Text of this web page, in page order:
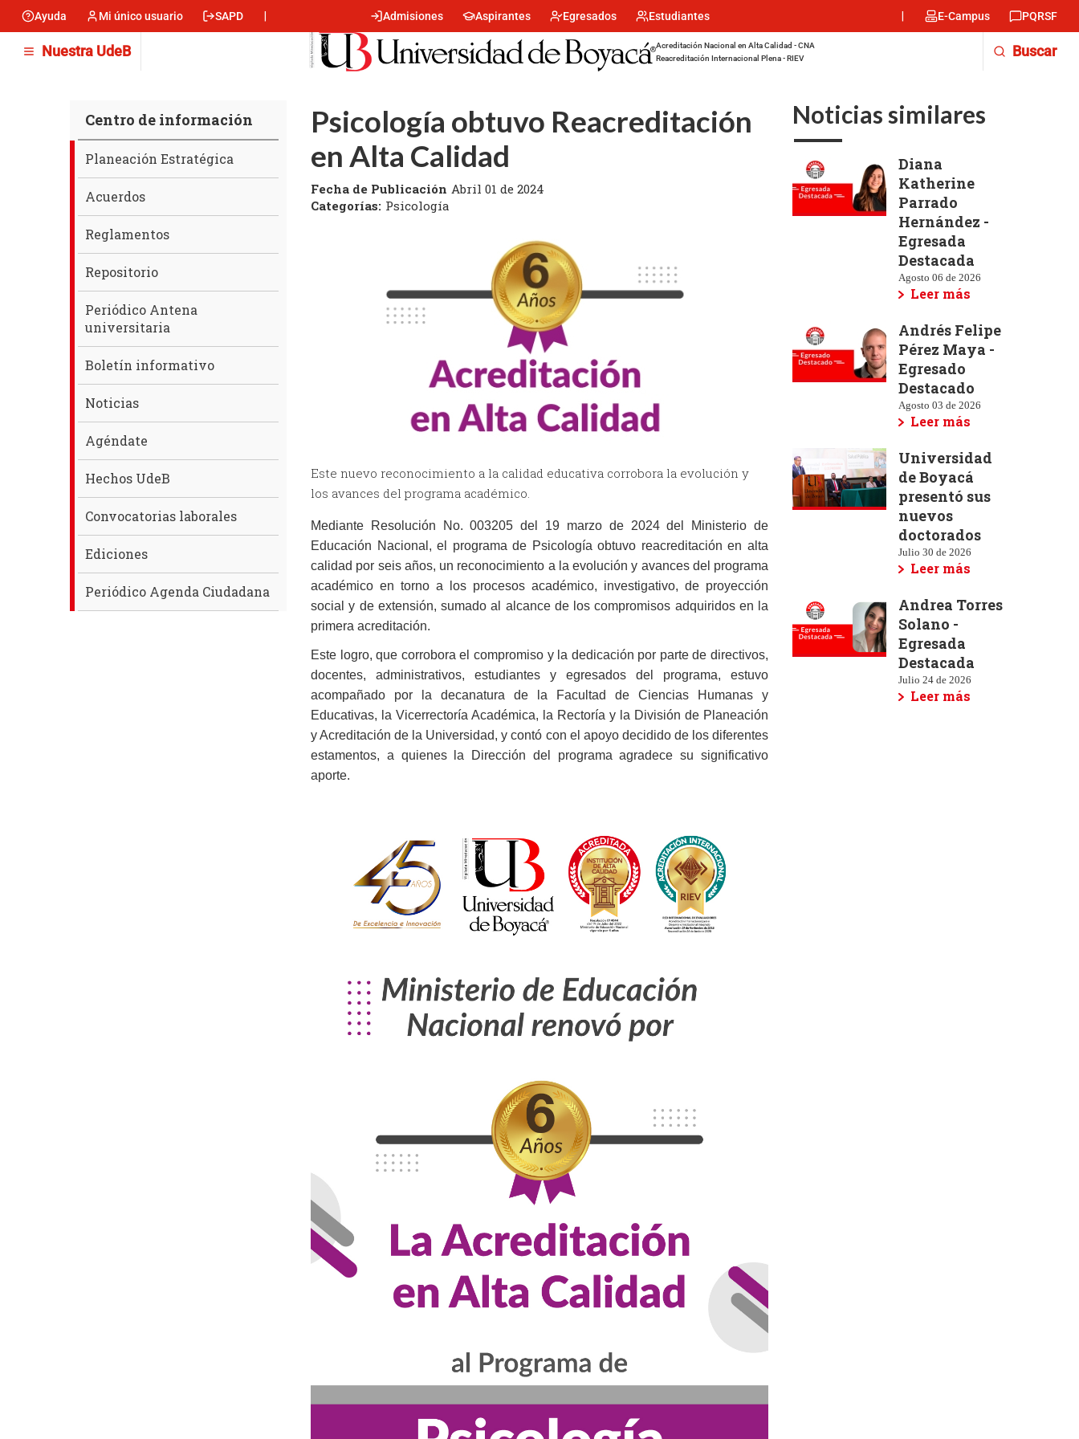
contenido
principal
Menu
Ayuda Mi único usuario SAPD
Menu
encabezado
-
Centro
Admisiones Aspirantes Egresados Estudiantes
Menu
encabezado
E-Campus PQRSF
Nuestra UdeB
Acreditación Nacional en Alta Calidad - CNA
Reacreditación Internacional Plena - RIEV
Buscar
Centro de información
Centro
de
información
Planeación Estratégica
Acuerdos
Reglamentos
Repositorio
Periódico Antena
universitaria
Boletín informativo
Noticias
Agéndate
Hechos UdeB
Convocatorias laborales
Ediciones
Periódico Agenda Ciudadana
Psicología obtuvo Reacreditación
en Alta Calidad
Fecha de Publicación Abril 01 de 2024
Categorías: Psicología
Este nuevo reconocimiento a la calidad educativa corrobora la evolución y
los avances del programa académico.
Mediante Resolución No. 003205 del 19 marzo de 2024 del Ministerio de
Educación Nacional, el programa de Psicología obtuvo reacreditación en alta
calidad por seis años, un reconocimiento a la evolución y avances del programa
académico en torno a los procesos académico, investigativo, de proyección
social y de extensión, sumado al alcance de los compromisos adquiridos en la
primera acreditación.
Este logro, que corrobora el compromiso y la dedicación por parte de directivos,
docentes, administrativos, estudiantes y egresados del programa, estuvo
acompañado por la decanatura de la Facultad de Ciencias Humanas y
Educativas, la Vicerrectoría Académica, la Rectoría y la División de Planeación
y Acreditación de la Universidad, y contó con el apoyo decidido de los diferentes
estamentos, a quienes la Dirección del programa agradece su significativo
aporte.
Noticias similares
Diana
Katherine
Parrado
Hernández -
Egresada
Destacada
Agosto 06 de 2026
Leer más
Andrés Felipe
Pérez Maya -
Egresado
Destacado
Agosto 03 de 2026
Leer más
Universidad
de Boyacá
presentó sus
nuevos
doctorados
Julio 30 de 2026
Leer más
Andrea Torres
Solano -
Egresada
Destacada
Julio 24 de 2026
Leer más